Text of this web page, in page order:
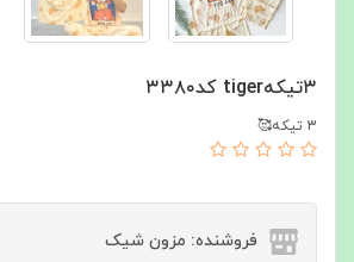
۳تیکهtiger کد۳۳۸۰
3 تیکه🥰
فروشنده: مزون شیک